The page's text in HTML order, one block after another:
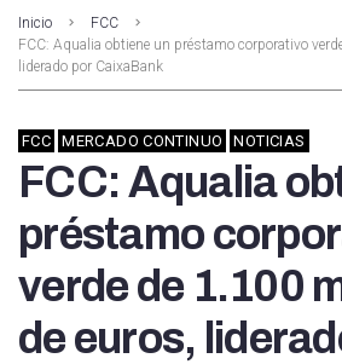
Inicio
FCC
FCC: Aqualia obtiene un préstamo corporativo
liderado por CaixaBank
FCC MERCADO CONTINUO NOTICIAS
FCC: Aqualia
préstamo
verde de 1.100
de euros,